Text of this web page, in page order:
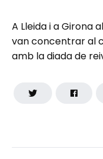
A Lleida i a Girona
van concentrar al
amb la diada de